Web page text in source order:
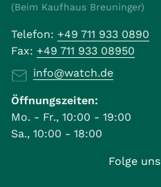
(Beim Kaufhaus Breuninger)
Telefon: +49 711 933 0890
Fax: +49 711 933 08950
info@watch.de
Öffnungszeiten:
Mo. - Fr., 10:00 - 19:00
Sa., 10:00 - 18:00
Folge uns